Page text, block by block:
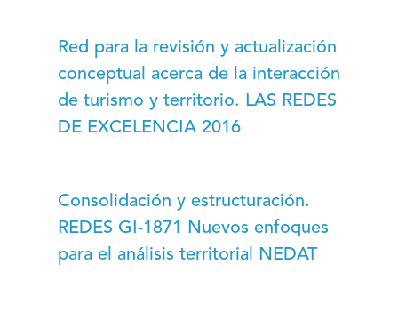
Red para la revisión y actualización
conceptual acerca de la interacción
de turismo y territorio. LAS REDES
DE EXCELENCIA 2016
Consolidación y estructuración.
REDES GI-1871 Nuevos enfoques
para el análisis territorial NEDAT